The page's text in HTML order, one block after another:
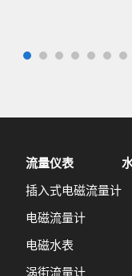
流量仪表
插入式电磁流量计
电磁流量计
电磁水表
涡街流量计